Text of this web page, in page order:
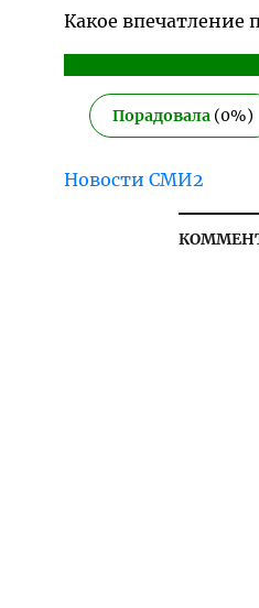
Какое впечатление
Порадовала (0%)
Новости СМИ2